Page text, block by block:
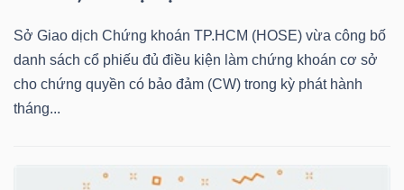
Sở Giao dịch Chứng khoán TP.HCM (HOSE) vừa công bố
danh sách cổ phiếu đủ điều kiện làm chứng khoán cơ sở
cho chứng quyền có bảo đảm (CW) trong kỳ phát hành
tháng...
PHÁI
SINH